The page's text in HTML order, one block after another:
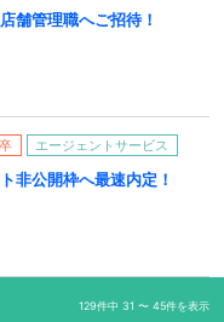
舗管理職へご招待！
エージェントサービス
非公開枠へ最速内定！
129件中 31 〜 45件を表示